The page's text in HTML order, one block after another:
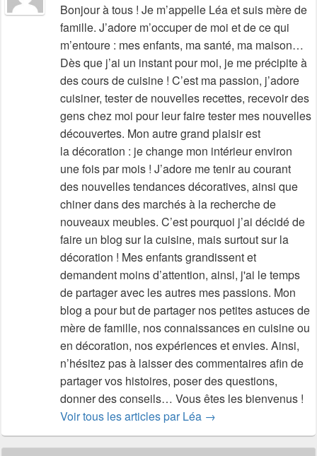
Bonjour à tous ! Je m’appelle Léa et suis mère de
famille. J’adore m’occuper de moi et de ce qui
m’entoure : mes enfants, ma santé, ma maison…
Dès que j’ai un instant pour moi, je me précipite à
des cours de cuisine ! C’est ma passion, j’adore
cuisiner, tester de nouvelles recettes, recevoir des
gens chez moi pour leur faire tester mes nouvelles
découvertes. Mon autre grand plaisir est
la décoration : je change mon intérieur environ
une fois par mois ! J’adore me tenir au courant
des nouvelles tendances décoratives, ainsi que
chiner dans des marchés à la recherche de
nouveaux meubles. C’est pourquoi j’ai décidé de
faire un blog sur la cuisine, mais surtout sur la
décoration ! Mes enfants grandissent et
demandent moins d’attention, ainsi, j'ai le temps
de partager avec les autres mes passions. Mon
blog a pour but de partager nos petites astuces de
mère de famille, nos connaissances en cuisine ou
en décoration, nos expériences et envies. Ainsi,
n’hésitez pas à laisser des commentaires afin de
partager vos histoires, poser des questions,
donner des conseils… Vous êtes les bienvenus !
Voir tous les articles par Léa →